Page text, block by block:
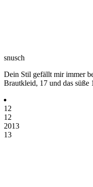
snusch
Dein Stil gefällt mir immer
Brautkleid, 17 und das süße
12
12
2013
13